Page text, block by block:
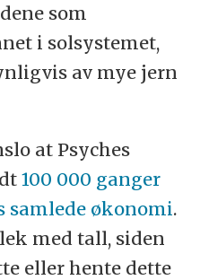
som
i solsystemet,
av mye jern
at Psyches
100 000 ganger
samlede økonomi.
med tall, siden
eller hente dette